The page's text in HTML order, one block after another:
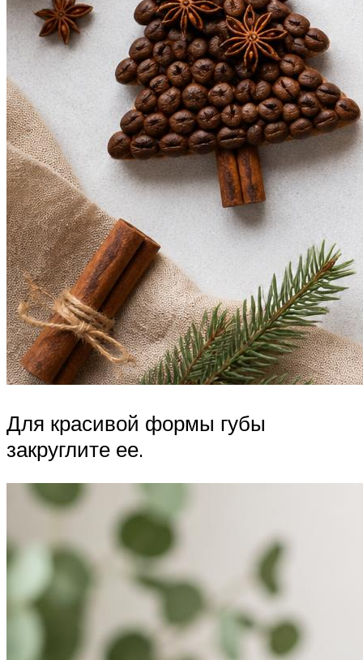
Для красивой формы губы
закруглите ее.